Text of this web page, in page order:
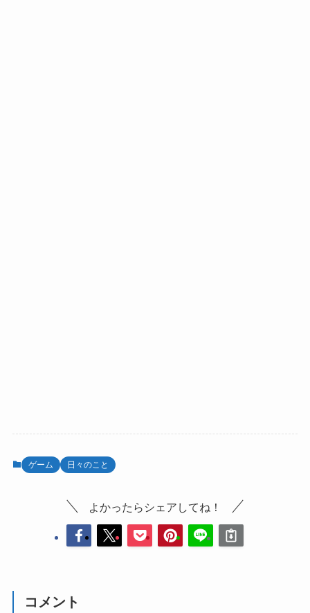
ゲーム 日々のこと
よかったらシェアしてね！
コメント